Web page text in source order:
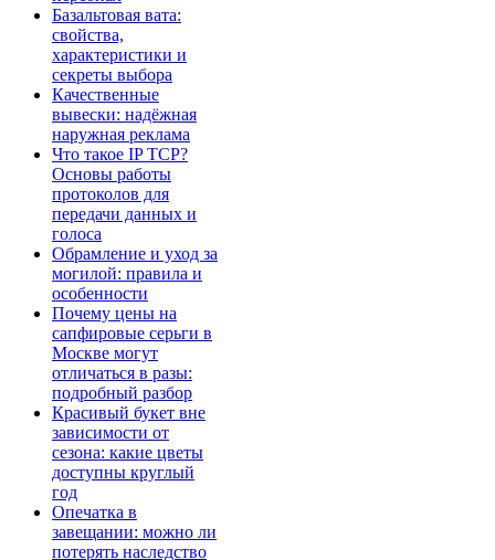
Базальтовая вата:
свойства,
характеристики и
секреты выбора
Качественные
вывески: надёжная
наружная реклама
Что такое IP TCP?
Основы работы
протоколов для
передачи данных и
голоса
Обрамление и уход за
могилой: правила и
особенности
Почему цены на
сапфировые серьги в
Москве могут
отличаться в разы:
подробный разбор
Красивый букет вне
зависимости от
сезона: какие цветы
доступны круглый
год
Опечатка в
завещании: можно ли
потерять наследство